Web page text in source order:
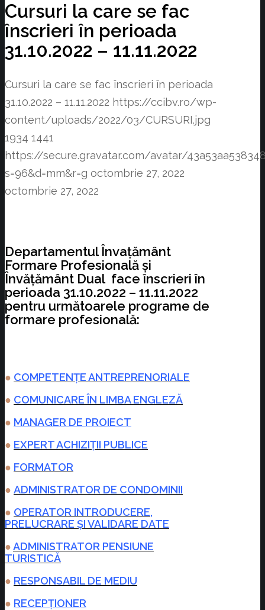
Cursuri la care se fac
înscrieri în perioada
31.10.2022 – 11.11.2022
Cursuri la care se fac înscrieri în perioada
31.10.2022 – 11.11.2022 https://ccibv.ro/wp-
content/uploads/2022/03/CURSURI.jpg
1934 1441
https://secure.gravatar.com/avatar/
s=96&d=mm&r=g octombrie 27, 2022
octombrie 27, 2022
Departamentul Învațământ
Formare Profesională și
Învățământ Dual face înscrieri în
perioada 31.10.2022 – 11.11.2022
pentru următoarele programe de
formare profesională:
● COMPETENȚE ANTREPRENORIALE
● COMUNICARE ÎN LIMBA ENGLEZĂ
● MANAGER DE PROIECT
● EXPERT ACHIZIȚII PUBLICE
● FORMATOR
● ADMINISTRATOR DE CONDOMINII
● OPERATOR INTRODUCERE,
PRELUCRARE ȘI VALIDARE DATE
●ADMINISTRATOR PENSIUNE
TURISTICĂ
● RESPONSABIL DE MEDIU
● RECEPȚIONER